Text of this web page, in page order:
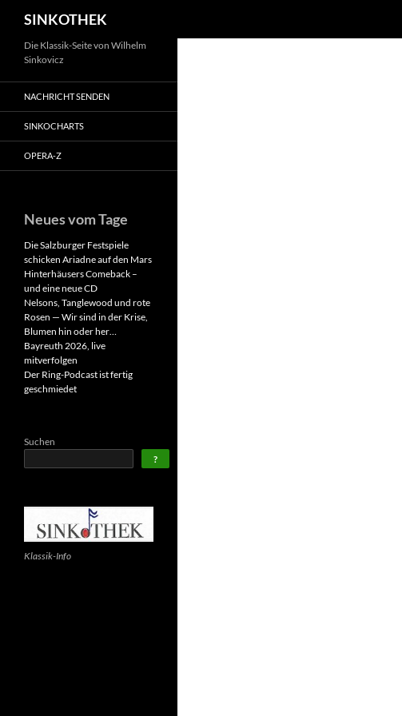
Inhalt
springen
SINKOTHEK
Die Klassik-Seite von Wilhelm
Sinkovicz
NACHRICHT SENDEN
SINKOCHARTS
OPERA-Z
Neues vom Tage
Die Salzburger Festspiele
schicken Ariadne auf den Mars
Hinterhäusers Comeback –
und eine neue CD
Nelsons, Tanglewood und rote
Rosen — Wir sind in der Krise,
Blumen hin oder her…
Bayreuth 2026, live
mitverfolgen
Der Ring-Podcast ist fertig
geschmiedet
Suchen
?
Klassik-Info